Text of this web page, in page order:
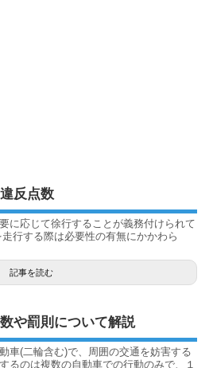
反点数
に応じて徐行することが義務付けられて
行する際は必要性の有無にかかわら
記事を読む
や罰則について解説
車(二輪含む)で、周囲の交通を妨害する
るのは複数の自動車での行動のみで、１